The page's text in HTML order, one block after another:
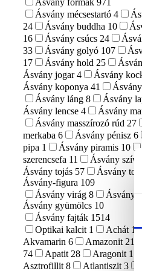
Ásvány formák 971
Ásvány mécsestartó 4
24
Ásvány buddha 10
16
Ásvány csúcs 24
33
Ásvány golyó 107
17
Ásvány hold 25
Ásvány jogar4 Ásvány
Ásvány koponya 41
Ásvány láng 8 Ásvány
Ásvány lencse 4 Ásvány
Ásvány masszírozó rúd 27
merkaba 6 Ásvány pénisz 6
pipa 1 Ásvány piramis 10
szerencsefa 11 Ásvány szív
Ásvány tojás 57 Ásvány
Ásvány-figura 109
Ásvány virág 8 Ásvány
Ásvány gyümölcs 10
Ásvány fajták 1514
Optikai kalcit 1 Achát
Akvamarin 6 Amazonit21
74
Apatit28 Aragonit 17
Asztrofillit8 Atlantiszit3